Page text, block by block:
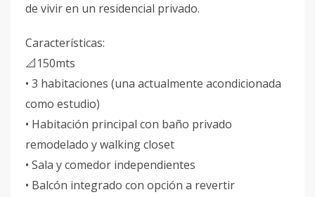
de vivir en un residencial privado.
Características:
📐150mts
• 3 habitaciones (una actualmente acondicionada
como estudio)
• Habitación principal con baño privado
remodelado y walking closet
• Sala y comedor independientes
• Balcón integrado con opción a revertir